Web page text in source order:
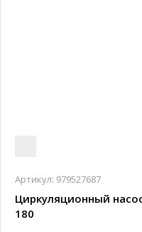
Артикул: 979527687
Циркуляционный
180